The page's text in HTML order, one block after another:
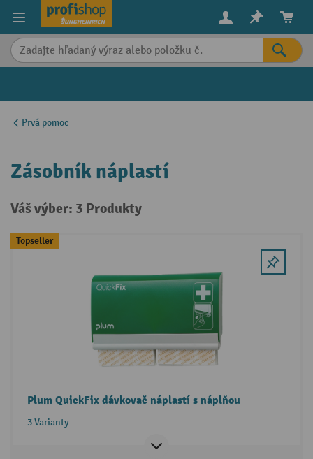
content
Prvá pomoc
Zásobník náplastí
Váš výber: 3 Produkty
Topseller
Plum QuickFix dávkovač náplastí s náplňou
3 Varianty